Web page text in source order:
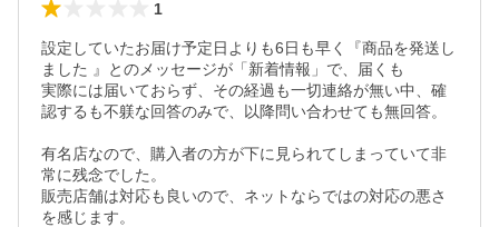
1
設定していたお届け予定日よりも6日も早く『商品を発送し
ました 』とのメッセージが「新着情報」で、届くも
実際には届いておらず、その経過も一切連絡が無い中、確
認するも不躾な回答のみで、以降問い合わせても無回答。
有名店なので、購入者の方が下に見られてしまっていて非
常に残念でした。
販売店舗は対応も良いので、ネットならではの対応の悪さ
を感じます。